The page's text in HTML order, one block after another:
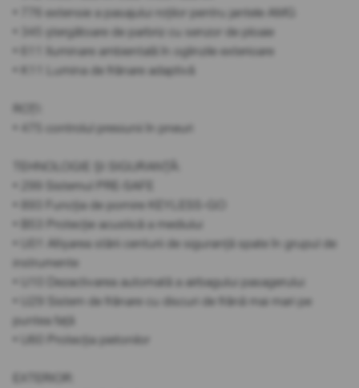
• 776 extensie a pasajului roților pentru jantele AMG
• 345 ștergătoare de parbriz cu senzor de ploaie
• 611 Iluminare ambientală în oglinzile exterioare
• K11 Lumina de frânare adaptivă
• 475 controlul presiunii în pneuri
TEHNOLOGIE ȘI SIGURANȚĂ:
• 299 Sistemul PRE-SAFE
• 893 Funcția de pornire KEYLESS-GO
• B53 Protecție acustică a mediului
• U01 Afișarea stării centurii de siguranță spate în grupul de
instrumente
• U10 Dezactivarea automată a airbagului pasagerului
• U29 Sistem de frânare cu discuri de frână mai mari pe
puntea față
• U60 Protecția pietonilor